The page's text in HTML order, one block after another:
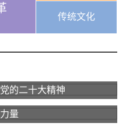
传统文化
的二十大精神
量